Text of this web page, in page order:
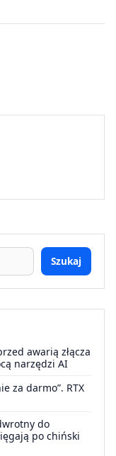
Szukaj
awarią złącza
narzędzi AI
za darmo”. RTX
do
po chiński